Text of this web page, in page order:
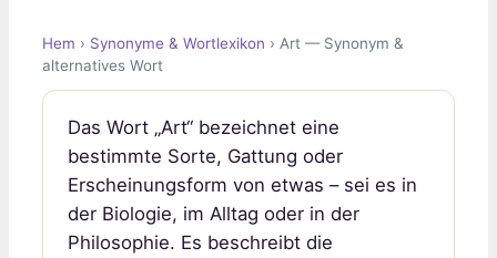
Hem › Synonyme & Wortlexikon › Art — Synonym &
alternatives Wort
Das Wort „Art“ bezeichnet eine
bestimmte Sorte, Gattung oder
Erscheinungsform von etwas – sei es in
der Biologie, im Alltag oder in der
Philosophie. Es beschreibt die